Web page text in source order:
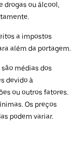
drogas ou álcool,
a impostos
além da portagem.
médias dos
devido à
ou outros fatores.
Os preços
podem variar.